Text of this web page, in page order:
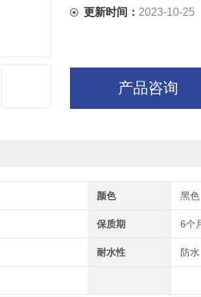
更新时间： 2023-10-25
产品咨询
颜色 黑色
保质期 6个
耐水性 防水